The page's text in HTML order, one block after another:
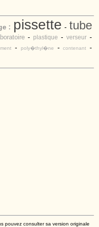
: pissette - tube
- plastique -verseur -
- poly�thyl�ne -contenant -
pouvez consulter sa version originale